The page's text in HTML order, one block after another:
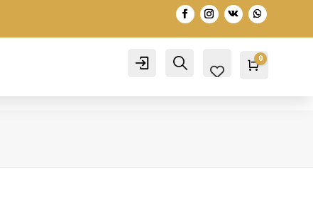
Account Search 0